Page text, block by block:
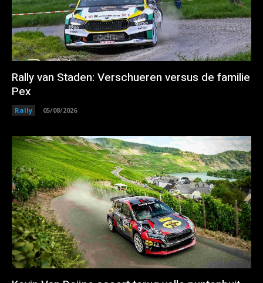
Rally van Staden: Verschueren versus de familie
Pex
Rally 05/08/2026